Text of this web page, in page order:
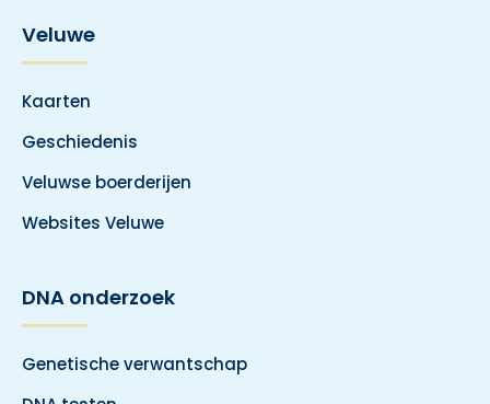
Veluwe
Kaarten
Geschiedenis
Veluwse boerderijen
Websites Veluwe
DNA onderzoek
Genetische verwantschap